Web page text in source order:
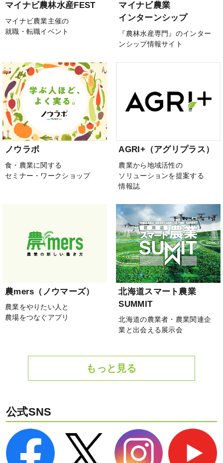
マイナビ農林水産FEST
マイナビ農業主催の
就職・転職イベント
マイナビ農業
インターンシップ
『農林水産専門』のインター
ンシップ情報サイト
ノウラボ
食・農業に関する
セミナー・ワークショップ
AGRI+（アグリプラス）
農業から地域活性の
ソリューションを提案する
情報誌
農mers（ノウマーズ）
農業をやりたい人と
農場をつなぐアプリ
北海道スマート農業
SUMMIT
北海道の農業者・農業関連企
業と出会える展示会
もっと見る
公式SNS